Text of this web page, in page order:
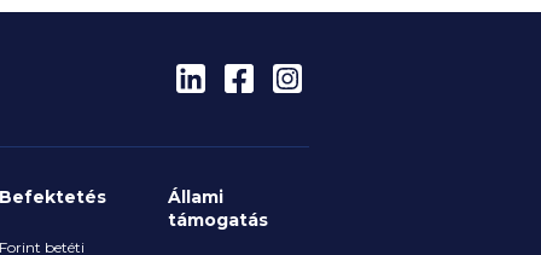
Befektetés
Forint betéti
Állami
támogatás